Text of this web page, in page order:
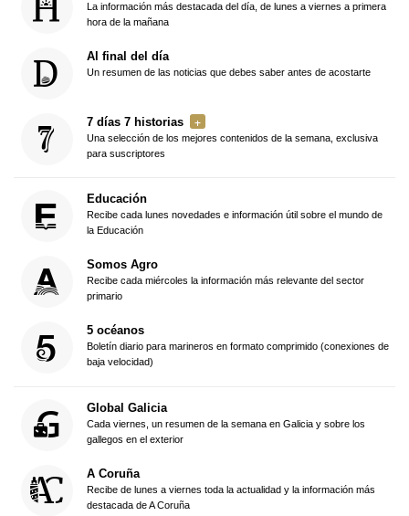
La información más destacada del día, de lunes a viernes a primera
hora de la mañana
Al final del día
Un resumen de las noticias que debes saber antes de acostarte
7 días 7 historias
Una selección de los mejores contenidos de la semana, exclusiva
para suscriptores
Educación
Recibe cada lunes novedades e información útil sobre el mundo de
la Educación
Somos Agro
Recibe cada miércoles la información más relevante del sector
primario
5 océanos
Boletín diario para marineros en formato comprimido (conexiones de
baja velocidad)
Global Galicia
Cada viernes, un resumen de la semana en Galicia y sobre los
gallegos en el exterior
A Coruña
Recibe de lunes a viernes toda la actualidad y la información más
destacada de A Coruña